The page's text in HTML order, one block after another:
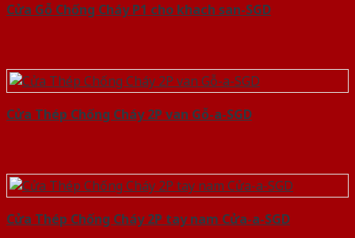
Cửa Gỗ Chống Cháy P1 cho khach san-SGD
Cửa Thép Chống Cháy 2P van Gỗ-a-SGD
Cửa Thép Chống Cháy 2P tay nam Cửa-a-SGD